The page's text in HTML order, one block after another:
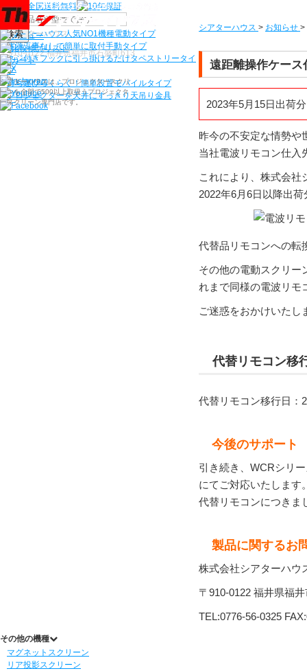
検索
シアターハウス > お知らせ >
遠距離操作ケー
2023年5月15日出荷
昨今の不安定な情勢や
当社電波リモコン仕入
これにより、株式会
2022年6月6日以降出
代替品リモコンへの転
その他の電動スクリー
れまで同様の電波リモ
ご迷惑をおかけいたし
代替リモコン移
代替リモコン移行日：
今後のサポート
引き続き、WCRシリ
にてご対応いたします
代替リモコンにつきま
製品に関するお
株式会社シアターハウ
〒910-0122 福井県福
TEL:0776-56-0325
機種から選ぶ
シアターハウス人気NO1機種電動タイプ
電源工事なしで簡単に取付手動タイプ
ネジ付きフックに引っ掛けるだけタペストリータイ
プ
持ち運びらくらく！簡単設置モバイルタイプ
プロジェクターを天井にすっきり 天吊り金具
その他の機種
マグネットスクリーン
リア投影スクリーン
〒910-0122 福井県福井市石盛町613
シアターハウスは、プロジェクタースクリ
ーンを全部で500以上取扱うプロジェクタ
ースクリーン専門店です。